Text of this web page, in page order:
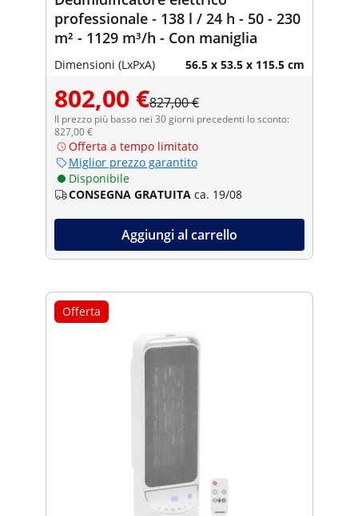
professionale - 138 l / 24 h - 50 - 230
m² - 1129 m³/h - Con maniglia
Dimensioni (LxPxA) 56.5 x 53.5 x 115.5 cm
802,00 €827,00 €
Il prezzo più basso nei 30 giorni precedenti lo sconto:
827,00 €
Offerta a tempo limitato
Miglior prezzo garantito
Disponibile
CONSEGNA GRATUITA ca. 19/08
Aggiungi al carrello
Offerta